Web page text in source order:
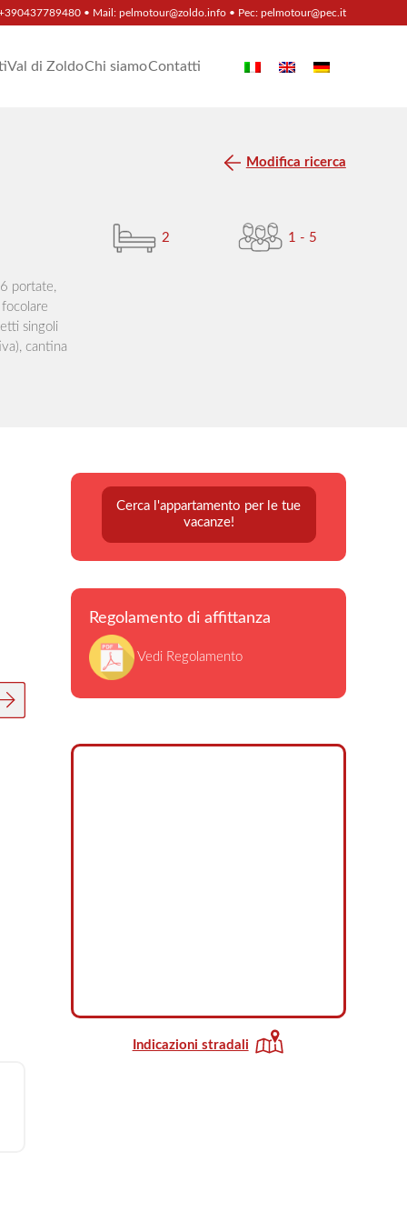
• Mail: pelmotour@zoldo.info• Pec: pelmotour@pec.it
Val di ZoldoChi siamoContatti
portate,
singoli
cantina
2 1 - 5
Modifica ricerca
Cerca l'appartamento per le tue
vacanze!
Regolamento di affittanza
Vedi Regolamento
Indicazioni stradali